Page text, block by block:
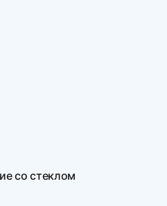
со стеклом